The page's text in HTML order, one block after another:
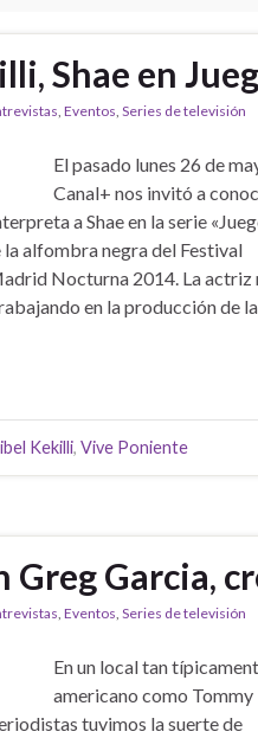
Shae en
, Eventos, Series de televisión
El pasado lunes 26 de
Canal+ nos invitó a
a Shae en la serie
alfombra negra del Festival
Nocturna 2014. La actriz
en la producción de la
Kekilli, Vive Poniente
Garcia,
Eventos Series de televisión
En un local tan
americano como Tommy
tuvimos la suerte de